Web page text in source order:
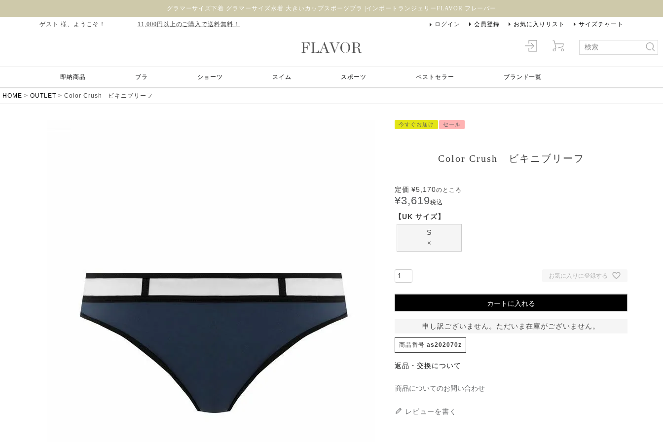
グラマーサイズ下着 グラマーサイズ水着 大きいカップスポーツブラ |インポートランジェリーFLAVOR フレーバー
ゲスト 様、ようこそ！ 11,000円以上のご購入で送料無料！ ログイン 会員登録 お気に入りリスト サイズチャート
即納商品 ブラ ショーツ スイム スポーツ ベストセラー ブランド一覧
HOME OUTLET Color Crush ビキニブリーフ
今すぐお届け セール
Color Crush ビキニブリーフ
定価 ¥5,170のところ
¥3,619税込
【UK サイズ】
S
×
お気に入りに登録する
カートに入れる
申し訳ございません。ただいま在庫がございません。
商品番号 as202070z
返品・交換について
商品についてのお問い合わせ
レビューを書く